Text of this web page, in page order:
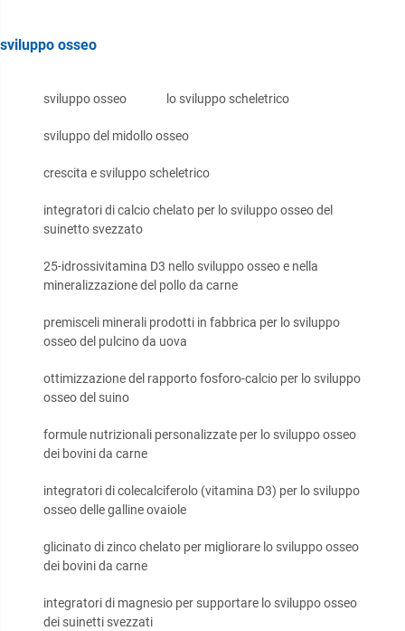
sviluppo osseo
sviluppo osseo lo sviluppo scheletrico
sviluppo del midollo osseo
crescita e sviluppo scheletrico
integratori di calcio chelato per lo sviluppo osseo del
suinetto svezzato
25-idrossivitamina D3 nello sviluppo osseo e nella
mineralizzazione del pollo da carne
premisceli minerali prodotti in fabbrica per lo sviluppo
osseo del pulcino da uova
ottimizzazione del rapporto fosforo-calcio per lo sviluppo
osseo del suino
formule nutrizionali personalizzate per lo sviluppo osseo
dei bovini da carne
integratori di colecalciferolo (vitamina D3) per lo sviluppo
osseo delle galline ovaiole
glicinato di zinco chelato per migliorare lo sviluppo osseo
dei bovini da carne
integratori di magnesio per supportare lo sviluppo osseo
dei suinetti svezzati